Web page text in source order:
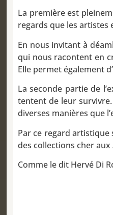
La première est
regards que les artistes
En nous invitant à
qui nous racontent en
Elle permet également
La seconde partie de
tentent de leur
diverses manières que
Par ce regard artistique
des collections cher
Comme le dit Hervé Di